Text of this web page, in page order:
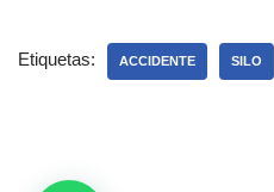
Etiquetas: ACCIDENTE SILO